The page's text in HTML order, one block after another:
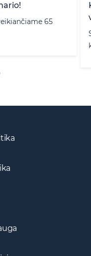
statybos
pirkimams